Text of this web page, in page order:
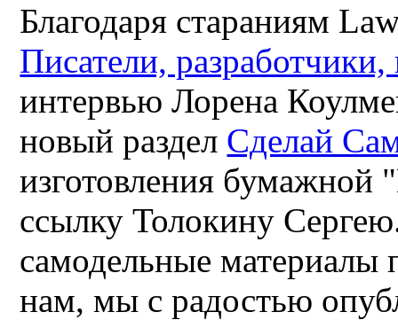
Благодаря стараниям
Писатели,
интервью Лорена
новый раздел Сделай
изготовления бумажной
ссылку Толокину
самодельные материалы
нам, мы с радостью